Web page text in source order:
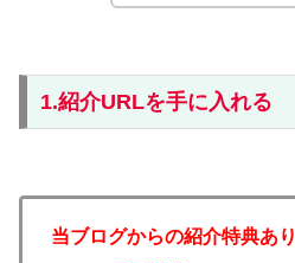
1.紹介URLを手に入れる
当ブログからの紹介特典あり